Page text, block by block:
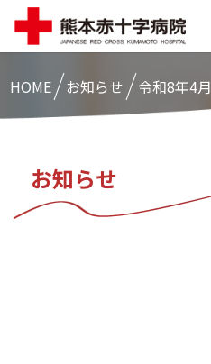
HOME お知らせ 令和8年4月
お知らせ